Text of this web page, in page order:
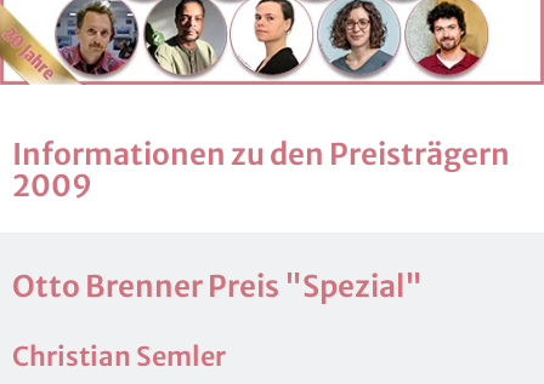
In­for­ma­tio­nen zu den Preis­trä­gern
2009
Otto Bren­ner Preis "Spe­zi­al"
Chris­ti­an Sem­ler